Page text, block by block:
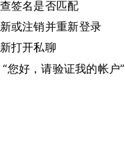
签名是否匹配
或注销并重新登录
打开私聊
您好，请验证我的帐户”